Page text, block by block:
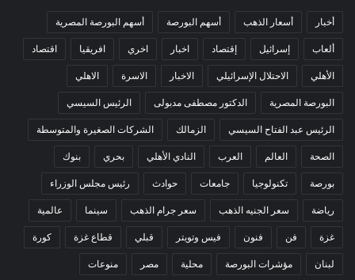
أخبار أسعار الذهب أسهم البورصة أسهم البورصة المصرية
ألعاب إسرائيل إقتصاد اخبار اخري افريقيا اقتصاد
الأهلي الاحتلال الإسرائيلي الاخبار الاسرة الاهلي
البورصة المصرية الدكتور مصطفى مدبولى الرئيس السيسي
الرئيس عبد الفتاح السيسي الزمالك الشركات الصغيرة والمتوسطة
الصحة العالم العرب النادي الأهلي بحري بنوك
بورصة تكنولوجيا جامعات حوادث رئيس مجلس الوزراء
رياضة سعر الجنيه الذهب سعر جرام الذهب سينما عالمية
غزة فن فنون فيس وتويتر قبلي قطاع غزة كورة
لبنان مؤشرات البورصة محلية مصر منوعات